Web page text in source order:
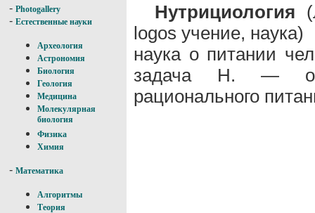
- Photogallery
- Естественные науки
Археология
Астрономия
Биология
Геология
Медицина
Молекулярная
биология
Физика
Химия
- Математика
Алгоритмы
Теория
Нутрициология
logos учение, наука)
наука о питании
задача Н. —
рационального